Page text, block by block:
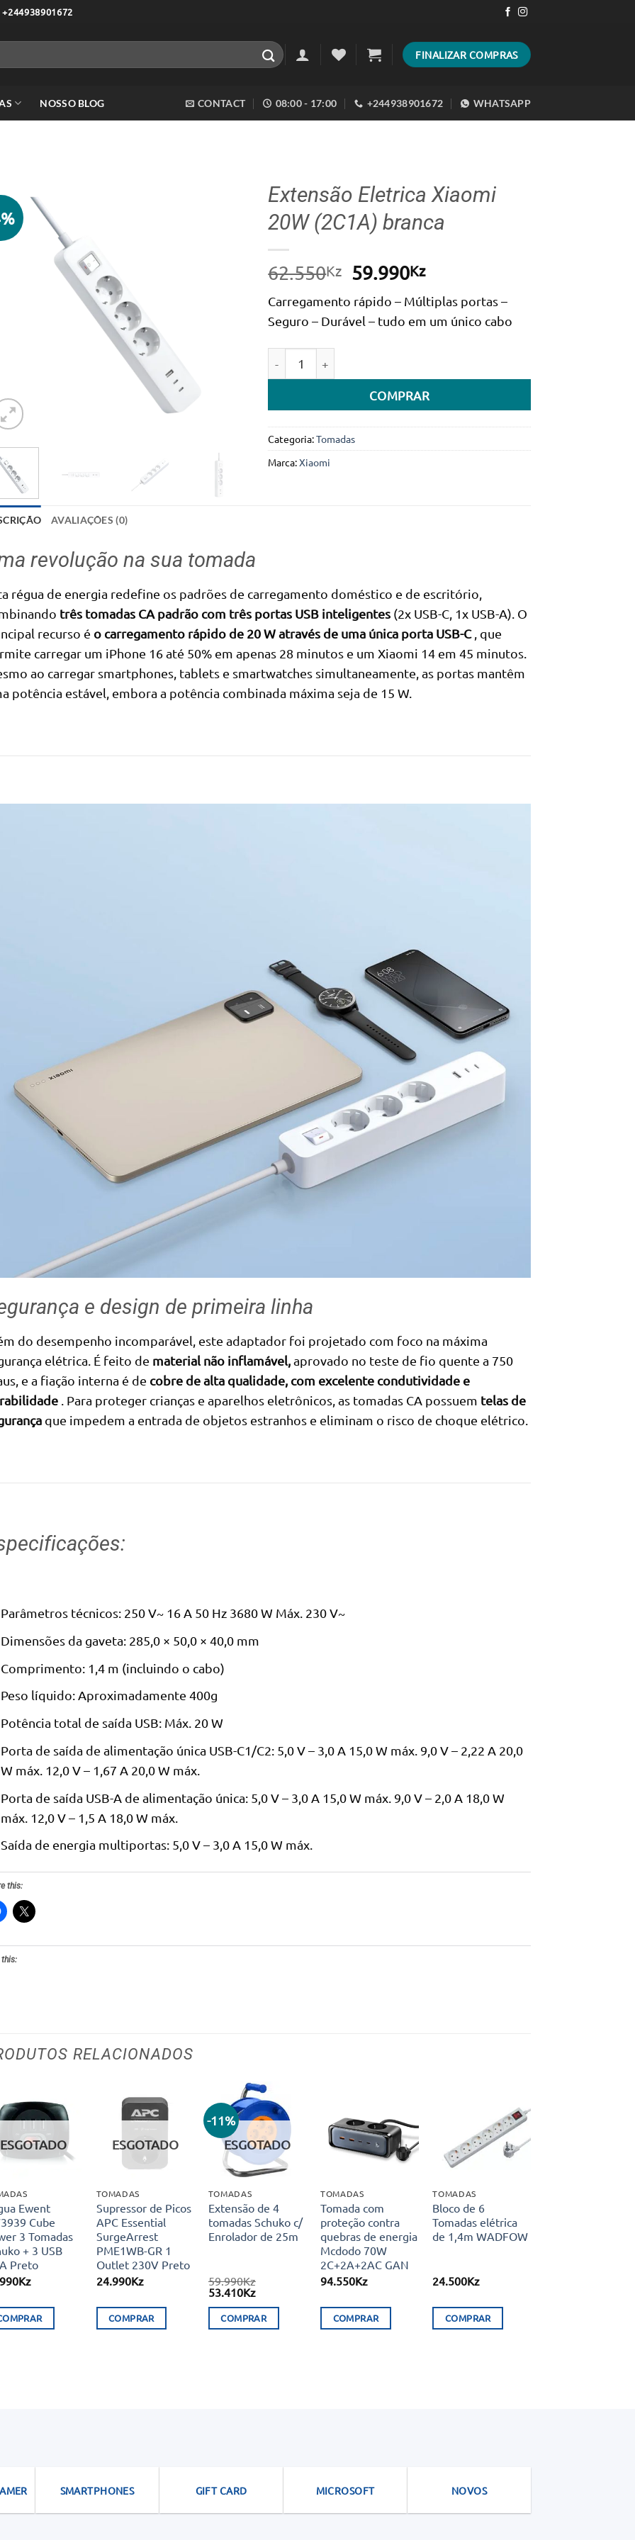
+244938901672
FINALIZAR COMPRAS
NOSSO BLOG CONTACT 08:00 - 17:00 +244938901672 WHATSAPP
Extensão Eletrica Xiaomi
20W (2C1A) branca
62.550Kz O
preço
original
era:
59.990KzO
preço
atual
é:
Carregamento rápido – Múltiplas portas –
Seguro – Durável – tudo em um único cabo
COMPRAR
Categoria:Tomadas
Marca:Xiaomi
AVALIAÇÕES (0)
revolução na sua tomada
régua de energia redefine os padrões de carregamento doméstico e de escritório,
três tomadas CA padrão com três portas USB inteligentes(2x USB-C, 1x USB-A). O
recurso é o carregamento rápido de 20 W através de uma única porta USB-C, que
carregar um iPhone 16 até 50% em apenas 28 minutos e um Xiaomi 14 em 45 minutos.
ao carregar smartphones, tablets e smartwatches simultaneamente, as portas mantêm
potência estável, embora a potência combinada máxima seja de 15 W.
e design de primeira linha
do desempenho incomparável, este adaptador foi projetado com foco na máxima
elétrica. É feito de material não inflamável,aprovado no teste de fio quente a 750
e a fiação interna é de cobre de alta qualidade, com excelente condutividade e
. Para proteger crianças e aparelhos eletrônicos, as tomadas CA possuem telas de
que impedem a entrada de objetos estranhos e eliminam o risco de choque elétrico.
Parâmetros técnicos: 250 V~ 16 A 50 Hz 3680 W Máx. 230 V~
Dimensões da gaveta: 285,0 × 50,0 × 40,0 mm
Comprimento: 1,4 m (incluindo o cabo)
Peso líquido: Aproximadamente 400g
Potência total de saída USB: Máx. 20 W
Porta de saída de alimentação única USB-C1/C2: 5,0 V – 3,0 A 15,0 W máx. 9,0 V – 2,22 A 20,0
W máx. 12,0 V – 1,67 A 20,0 W máx.
Porta de saída USB-A de alimentação única: 5,0 V – 3,0 A 15,0 W máx. 9,0 V – 2,0 A 18,0 W
máx. 12,0 V – 1,5 A 18,0 W máx.
Saída de energia multiportas: 5,0 V – 3,0 A 15,0 W máx.
this:
RELACIONADOS
Adicionar
aos meus
desejos
ESGOTADO
Ewent
Cube
3 Tomadas
+ 3 USB
Preto
Kz
Adicionar
aos meus
desejos
ESGOTADO
TOMADAS
Supressor de Picos
APC Essential
SurgeArrest
PME1WB-GR 1
Outlet 230V Preto
24.990Kz
COMPRAR
-11%
Adicionar
aos meus
desejos
ESGOTADO
TOMADAS
Extensão de 4
tomadas Schuko c/
Enrolador de 25m
59.990Kz
O
original
era:
53.410KzO
atual
é:
COMPRAR
Adicionar
aos meus
desejos
TOMADAS
Tomada com
proteção contra
quebras de energia
Mcdodo 70W
2C+2A+2AC GAN
94.550Kz
COMPRAR
Adicionar
aos meus
desejos
TOMADAS
Bloco de 6
Tomadas elétrica
de 1,4m WADFOW
24.500Kz
COMPRAR
SMARTPHONES GIFT CARD MICROSOFT NOVOS